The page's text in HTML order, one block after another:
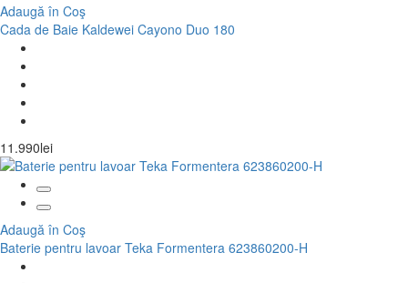
Adaugă în Coş
Cada de Baie Kaldewei Cayono Duo 180
11.990lei
Adaugă în Coş
Baterie pentru lavoar Teka Formentera 623860200-H